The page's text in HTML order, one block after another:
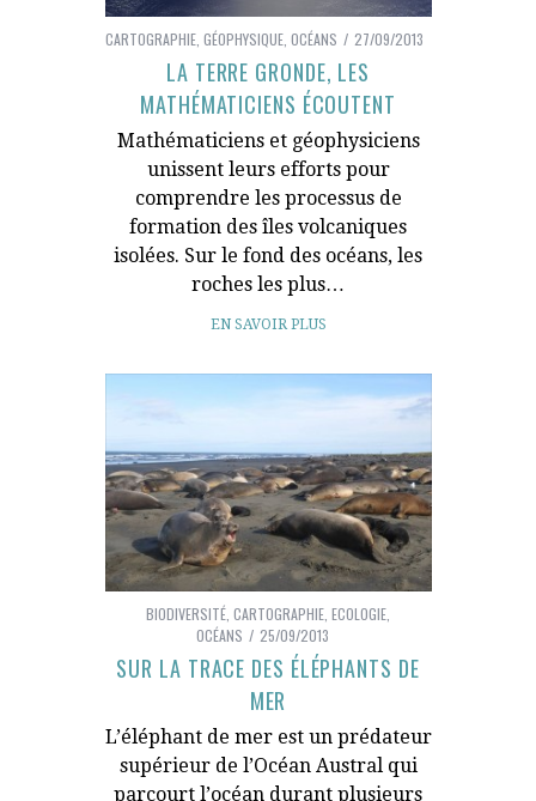
CARTOGRAPHIE, GÉOPHYSIQUE, OCÉANS 27/09/2013
LA TERRE GRONDE, LES
MATHÉMATICIENS ÉCOUTENT
Mathématiciens et géophysiciens
unissent leurs efforts pour
comprendre les processus de
formation des îles volcaniques
isolées. Sur le fond des océans, les
roches les plus…
EN SAVOIR PLUS
BIODIVERSITÉ CARTOGRAPHIE ECOLOGIE
OCÉANS
25/09/2013
SUR LA TRACE DES ÉLÉPHANTS DE
MER
L’éléphant de mer est un prédateur
supérieur de l’Océan Austral qui
parcourt l’océan durant plusieurs